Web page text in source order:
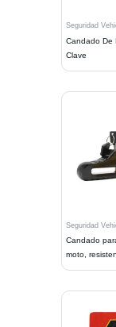
Seguridad
Candado De
Clave
Seguridad
Candado
moto,